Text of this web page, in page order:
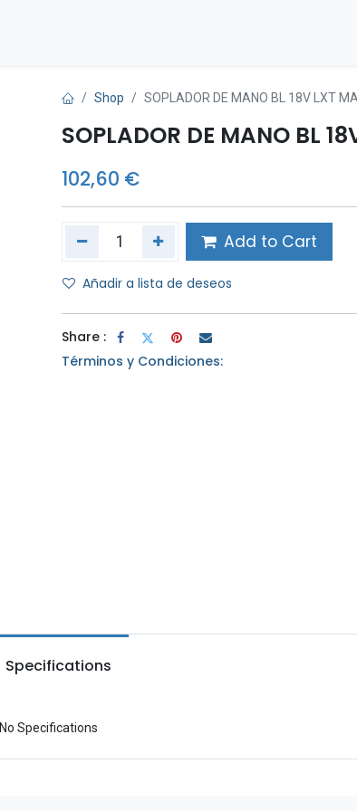
Shop SOPLADOR DE MANO BL 18V LXT
SOPLADOR DE MANO BL
102,60 €
Add to Cart
Añadir a lista de deseos
Share :
Términos y Condiciones:
Specifications
No Specifications